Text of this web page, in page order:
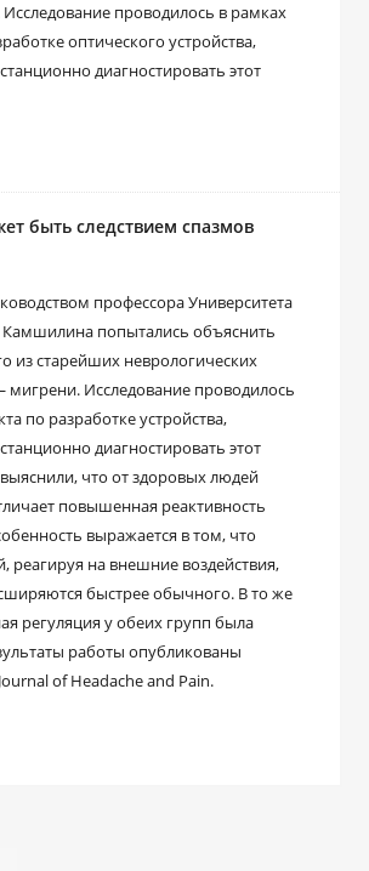
проводилось в рамках
оптического устройства,
диагностировать этот
быть следствием спазмов
профессора Университета
попытались объяснить
из старейших неврологических
мигрени. Исследование проводилось
по разработке устройства,
диагностировать этот
что от здоровых людей
повышенная реактивность
выражается в том, что
реагируя на внешние воздействия,
быстрее обычного. В то же
регуляция у обеих групп была
работы опубликованы
of Headache and Pain.